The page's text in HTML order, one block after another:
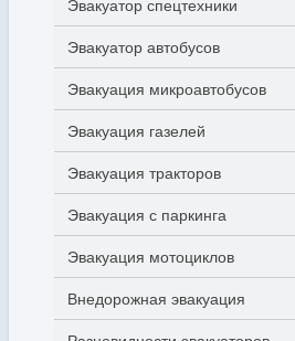
Эвакуатор спецтехники
Эвакуатор автобусов
Эвакуация микроавтобусов
Эвакуация газелей
Эвакуация тракторов
Эвакуация с паркинга
Эвакуация мотоциклов
Внедорожная эвакуация